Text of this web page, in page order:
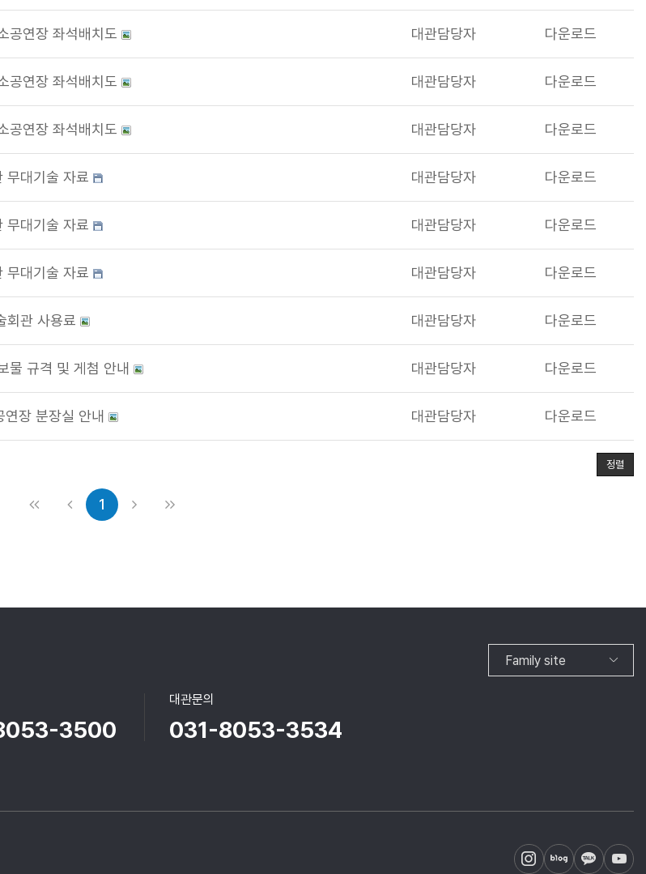
공연장 좌석배치도 대관담당자 다운로드
공연장 좌석배치도 대관담당자 다운로드
공연장 좌석배치도 대관담당자 다운로드
무대기술 자료 대관담당자 다운로드
무대기술 자료 대관담당자 다운로드
무대기술 자료 대관담당자 다운로드
회관 사용료 대관담당자 다운로드
물 규격 및 게첨 안내 대관담당자 다운로드
연장 분장실 안내 대관담당자 다운로드
정렬
1
Family site
3500
대관문의
031-8053-3534